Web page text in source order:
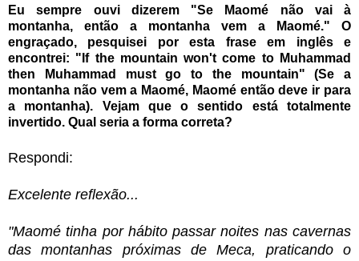
Eu sempre ouvi dizerem "Se Maomé não vai à
montanha, então a montanha vem a Maomé." O
engraçado, pesquisei por esta frase em inglês e
encontrei: "If the mountain won't come to Muhammad
then Muhammad must go to the mountain" (Se a
montanha não vem a Maomé, Maomé então deve ir para
a montanha). Vejam que o sentido está totalmente
invertido. Qual seria a forma correta?
Respondi:
Excelente reflexão...
"Maomé tinha por hábito passar noites nas cavernas
das montanhas próximas de Meca, praticando o